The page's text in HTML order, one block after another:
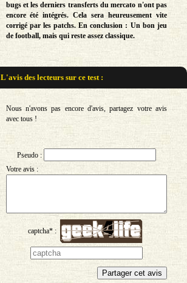
bugs et les derniers transferts du mercato n'ont pas
encore été intégrés. Cela sera heureusement vite
corrigé par les patchs. En conclusion : Un bon jeu
de football, mais qui reste assez classique.
L'avis des lecteurs surce test :
Nous n'avons pas encore d'avis, partagez votre avis
avec tous !
Pseudo :
Votre avis :
captcha* :